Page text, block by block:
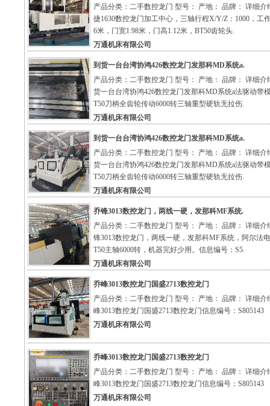
产品分类：二手数控龙门 型号： 产地： 品牌： 详细介
捷1630数控龙门加工中心，三轴行程X/Y/Z：1000，工
6米，门宽1.98米，门高1.12米，BT50齿轮头.
万通机床有限公司
到货一台台湾协鸿426数控龙门发那科MD系统a.
产品分类：二手数控龙门 型号： 产地： 品牌： 详细介
货一台台湾协鸿426数控龙门发那科MD系统a法驱动带
T50刀柄全齿轮传动6000转三轴重型硬轨无拉伤.
万通机床有限公司
到货一台台湾协鸿426数控龙门发那科MD系统a.
产品分类：二手数控龙门 型号： 产地： 品牌： 详细介
货一台台湾协鸿426数控龙门发那科MD系统a法驱动带
T50刀柄全齿轮传动6000转三轴重型硬轨无拉伤.
万通机床有限公司
乔锋3013数控龙门，两线一硬，发那科MF系统.
产品分类：二手数控龙门 型号： 产地： 品牌： 详细介
锋3013数控龙门，两线一硬，发那科MF系统，阿尔法
T50主轴6000转，机器完好少用。信息编号：S5.
万通机床有限公司
乔峰3013数控龙门国盛2713数控龙门
产品分类：二手数控龙门 型号： 产地： 品牌： 详细介
峰3013数控龙门国盛2713数控龙门信息编号：S805143
万通机床有限公司
乔峰3013数控龙门国盛2713数控龙门
产品分类：二手数控龙门 型号： 产地： 品牌： 详细介
峰3013数控龙门国盛2713数控龙门信息编号：S805143
万通机床有限公司